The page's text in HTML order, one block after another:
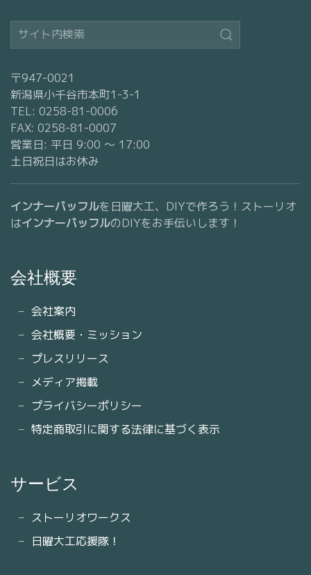
〒947-0021
新潟県小千谷市本町1-3-1
TEL: 0258-81-0006
FAX: 0258-81-0007
営業日: 平日 9:00 〜 17:00
土日祝日はお休み
インナーバッフルを日曜大工、DIYで作ろう！ストーリオ
はインナーバッフルのDIYをお手伝いします！
会社概要
会社案内
会社概要・ミッション
プレスリリース
メディア掲載
プライバシーポリシー
特定商取引に関する法律に基づく表示
サービス
ストーリオワークス
日曜大工応援隊！